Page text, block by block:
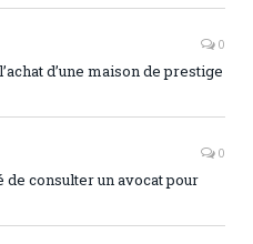
0
d’une maison de prestige
0
de consulter un avocat pour